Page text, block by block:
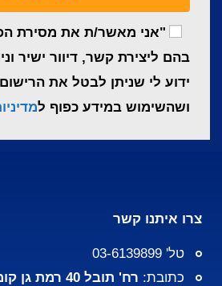
"אני מאשר/ת את מסירת
בהם ליצירת קשר, דיוור ישיר
ידוע לי שניתן לבטל את
ושהשימוש במידע כפוף ל
צרו איתנו קשר
טל' 03-6139899
כתובת: רח' תובל 40 רמת גן קומה 21